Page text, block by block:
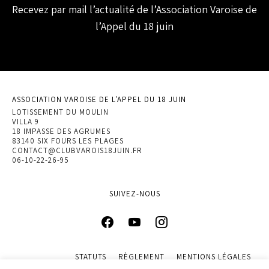
Recevez par mail l’actualité de l’Association Varoise de
l’Appel du 18 juin
ASSOCIATION VAROISE DE L'APPEL DU 18 JUIN
LOTISSEMENT DU MOULIN
VILLA 9
18 IMPASSE DES AGRUMES
83140 SIX FOURS LES PLAGES
CONTACT@CLUBVAROIS18JUIN.FR
06-10-22-26-95
SUIVEZ-NOUS
STATUTS RÈGLEMENT
MENTIONS LÉGALES